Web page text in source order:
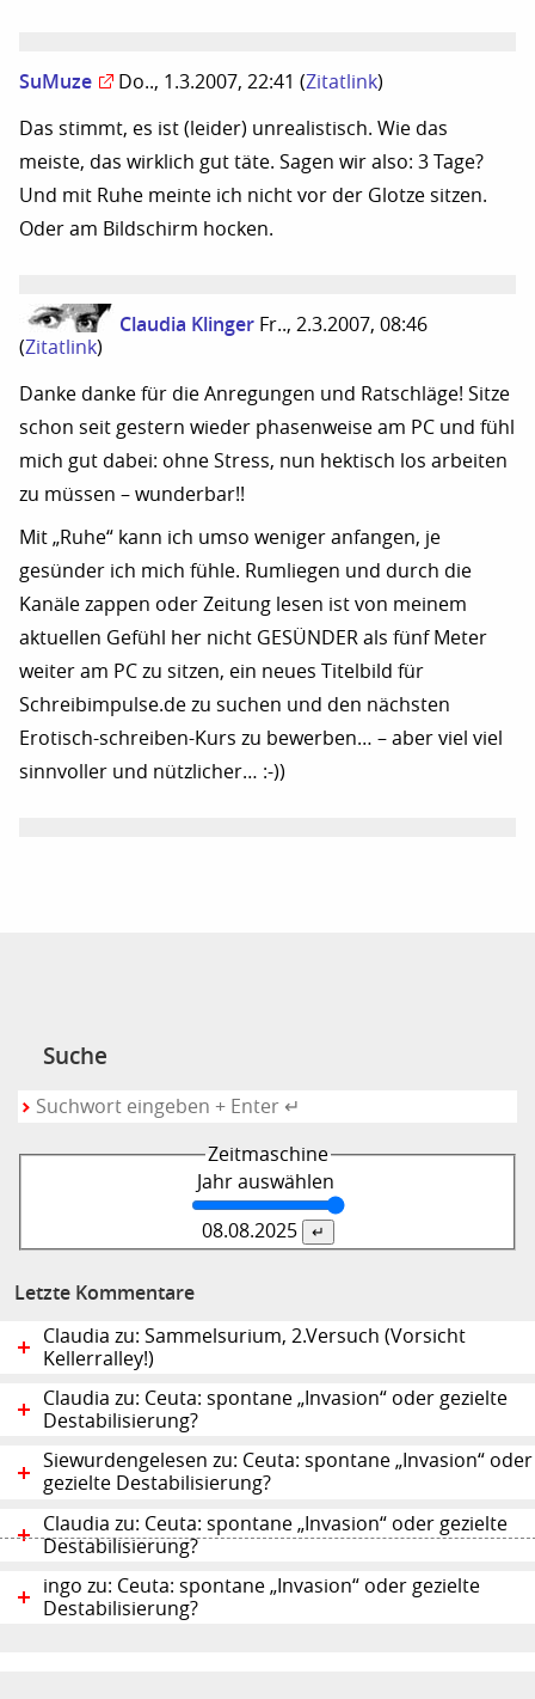
SuMuze Do.., 1.3.2007, 22:41 (Zitatlink)
Das stimmt, es ist (leider) unrealistisch. Wie das
meiste, das wirklich gut täte. Sagen wir also: 3 Tage?
Und mit Ruhe meinte ich nicht vor der Glotze sitzen.
Oder am Bildschirm hocken.
Claudia Klinger Fr.., 2.3.2007, 08:46
(Zitatlink)
Danke danke für die Anregungen und Ratschläge! Sitze
schon seit gestern wieder phasenweise am PC und fühl
mich gut dabei: ohne Stress, nun hektisch los arbeiten
zu müssen – wunderbar!!
Mit „Ruhe“ kann ich umso weniger anfangen, je
gesünder ich mich fühle. Rumliegen und durch die
Kanäle zappen oder Zeitung lesen ist von meinem
aktuellen Gefühl her nicht GESÜNDER als fünf Meter
weiter am PC zu sitzen, ein neues Titelbild für
Schreibimpulse.de zu suchen und den nächsten
Erotisch-schreiben-Kurs zu bewerben… – aber viel viel
sinnvoller und nützlicher… :-))
Suche
Zeitmaschine
Jahr auswählen
08.08.2025
Letzte Kommentare
Claudia zu: Sammelsurium, 2.Versuch (Vorsicht
Kellerralley!)
Claudia zu: Ceuta: spontane „Invasion“ oder gezielte
Destabilisierung?
Siewurdengelesen zu: Ceuta: spontane „Invasion“ oder
gezielte Destabilisierung?
Claudia zu: Ceuta: spontane „Invasion“ oder gezielte
Destabilisierung?
ingo zu: Ceuta: spontane „Invasion“ oder gezielte
Destabilisierung?